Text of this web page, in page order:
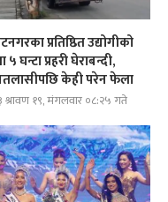
प्रतिष्ठित उद्योगीको
५ घन्टा प्रहरी घेराबन्दी,
केही परेन फेला
श्रावण १९, मंगलवार ०८:२५ गते